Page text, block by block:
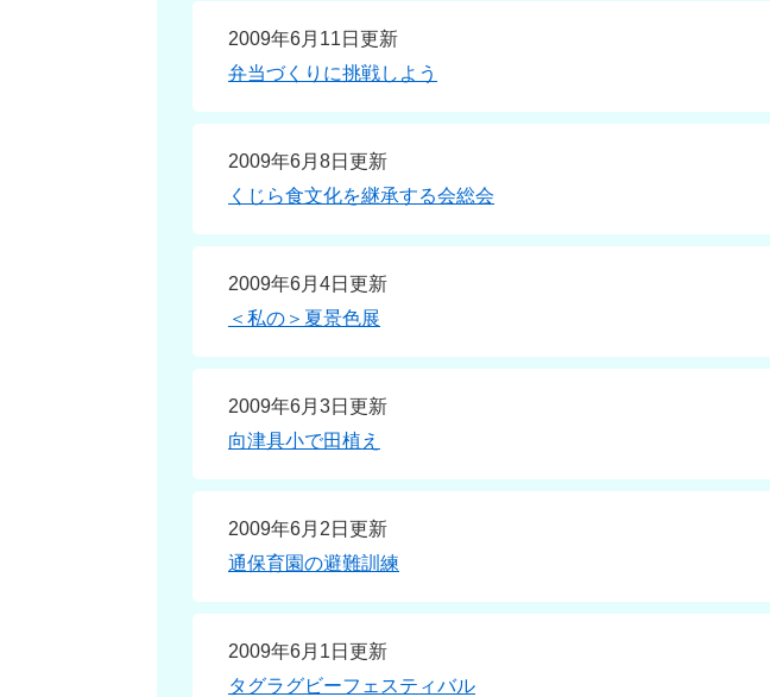
2009年6月11日更新
弁当づくりに挑戦しよう
2009年6月8日更新
くじら食文化を継承する会総会
2009年6月4日更新
＜私の＞夏景色展
2009年6月3日更新
向津具小で田植え
2009年6月2日更新
通保育園の避難訓練
2009年6月1日更新
タグラグビーフェスティバル